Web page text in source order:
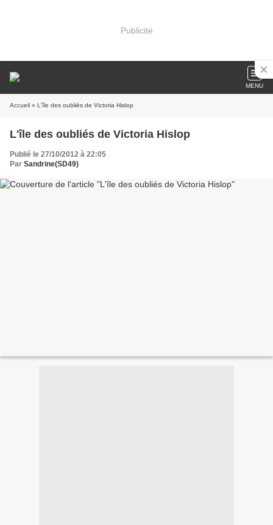
Publicité
MENU
Accueil » L'île des oubliés de Victoria Hislop
L'île des oubliés de Victoria Hislop
Publié le 27/10/2012 à 22:05
Par Sandrine(SD49)